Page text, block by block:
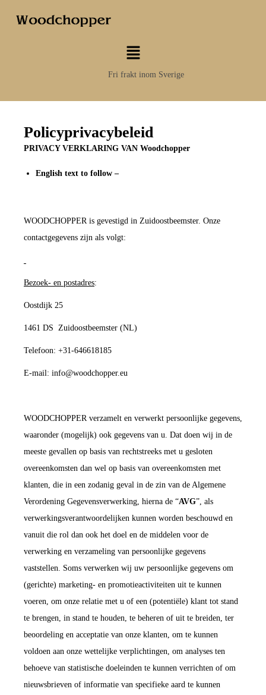
Fri frakt inom Sverige
Policyprivacybeleid
PRIVACY VERKLARING VAN Woodchopper
English text to follow –
WOODCHOPPER is gevestigd in Zuidoostbeemster. Onze
contactgegevens zijn als volgt:
Bezoek- en postadres:
Oostdijk 25
1461 DS Zuidoostbeemster (NL)
Telefoon: +31-646618185
E-mail: info@woodchopper.eu
WOODCHOPPER verzamelt en verwerkt persoonlijke gegevens,
waaronder (mogelijk) ook gegevens van u. Dat doen wij in de
meeste gevallen op basis van rechtstreeks met u gesloten
overeenkomsten dan wel op basis van overeenkomsten met
klanten, die in een zodanig geval in de zin van de Algemene
Verordening Gegevensverwerking, hierna de “AVG”, als
verwerkingsverantwoordelijken kunnen worden beschouwd en
vanuit die rol dan ook het doel en de middelen voor de
verwerking en verzameling van persoonlijke gegevens
vaststellen. Soms verwerken wij uw persoonlijke gegevens om
(gerichte) marketing- en promotieactiviteiten uit te kunnen
voeren, om onze relatie met u of een (potentiële) klant tot stand
te brengen, in stand te houden, te beheren of uit te breiden, ter
beoordeling en acceptatie van onze klanten, om te kunnen
voldoen aan onze wettelijke verplichtingen, om analyses ten
behoeve van statistische doeleinden te kunnen verrichten of om
nieuwsbrieven of informatie van specifieke aard te kunnen